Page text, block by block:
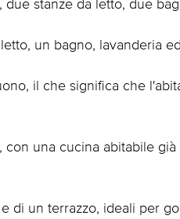
due stanze da letto, due
un bagno, lavanderia
il che significa che
con una cucina abitabile
di un terrazzo, ideali per